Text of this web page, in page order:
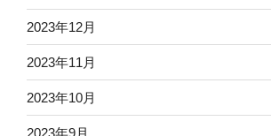
2023年12月
2023年11月
2023年10月
2023年9月